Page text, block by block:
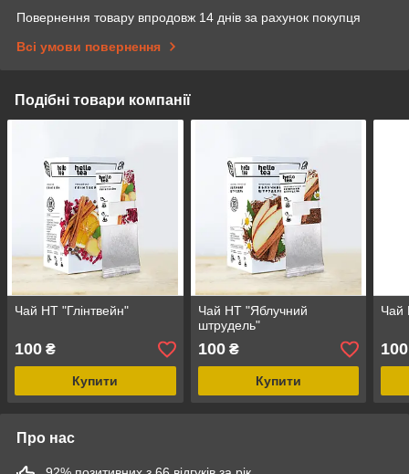
Повернення товару впродовж 14 днів за рахунок покупця
Всі умови повернення
Подібні товари компанії
Чай HT "Глінтвейн"
100 ₴
Купити
Чай HT "Яблучний
штрудель"
100₴
Купити
Чай
100
Про нас